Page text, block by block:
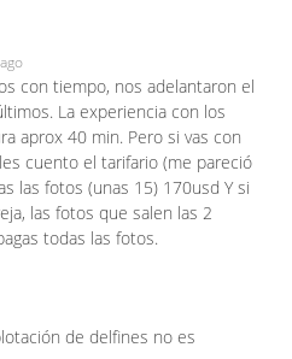
con tiempo, nos adelantaron el
La experiencia con los
aprox 40 min. Pero si vas con
cuento el tarifario (me pareció
las fotos (unas 15) 170usd Y si
las fotos que salen las 2
todas las fotos.
de delfines no es